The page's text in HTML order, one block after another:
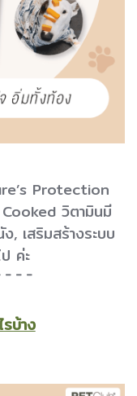
Protection
วิตามินมี
, เสริมสร้างระบบ
ค่ะ
- - -
บ้าง